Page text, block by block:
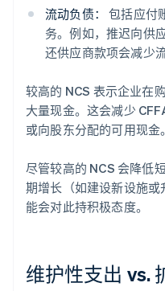
流动负债：
包括应付
务。例如，推迟向供
还供应商款项会减少
较高的 NCS 表示企业在
大量现金。这会减少
或向股东分配的可用现金。
尽管较高的 NCS 会降低
期增长（如建设新设施或
能会对此持积极态度。
维护性支出 vs.